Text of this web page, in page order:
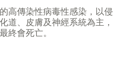
高傳染性病毒性感染，以侵
道、皮膚及神經系統為主，
終會死亡。